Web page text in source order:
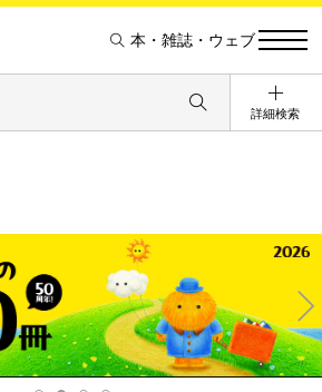
本・雑誌・ウェブ
詳細検索
Ne
xt